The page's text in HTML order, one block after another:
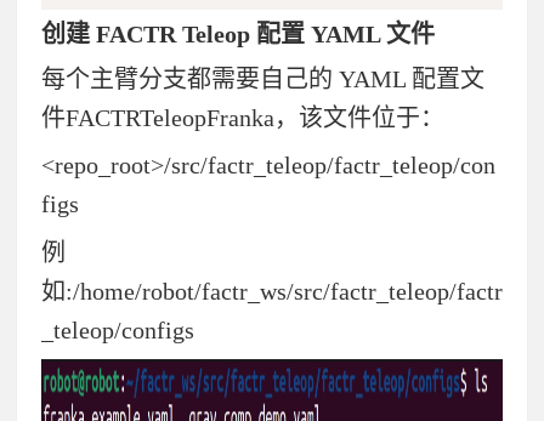
创建 FACTR Teleop 配置 YAML 文件
每个主臂分支都需要自己的 YAML 配置文
件FACTRTeleopFranka，该文件位于：
<repo_root>/src/factr_teleop/factr_teleop/con
figs
例
如:/home/robot/factr_ws/src/factr_teleop/factr
_teleop/configs